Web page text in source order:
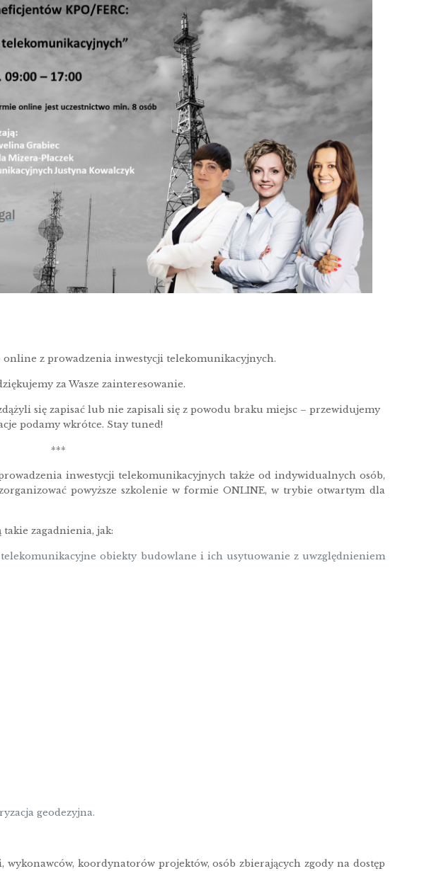
z prowadzenia inwestycji telekomunikacyjnych.
za Wasze zainteresowanie.
się zapisać lub nie zapisali się z powodu braku miejsc – przewidujemy
podamy wkrótce. Stay tuned!
***
inwestycji telekomunikacyjnych także od indywidualnych osób,
powyższe szkolenie w formie ONLINE, w trybie otwartym dla
zagadnienia, jak:
obiekty budowlane i ich usytuowanie z uwzględnieniem
geodezyjna.
koordynatorów projektów, osób zbierających zgody na dostęp